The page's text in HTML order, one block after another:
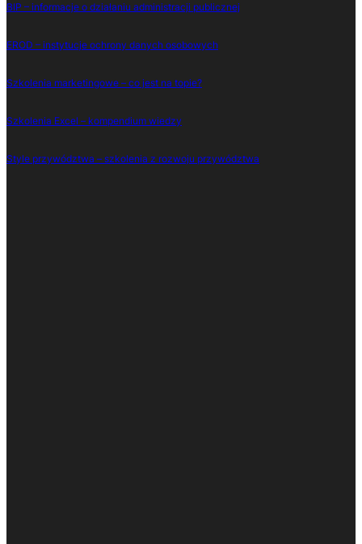
BIP – informacje o działaniu administracji publicznej
EROD – instytucje ochrony danych osobowych
Szkolenia marketingowe – co jest na topie?
Szkolenia Excel – kompendium wiedzy
Style przywództwa – szkolenia z rozwoju przywództwa